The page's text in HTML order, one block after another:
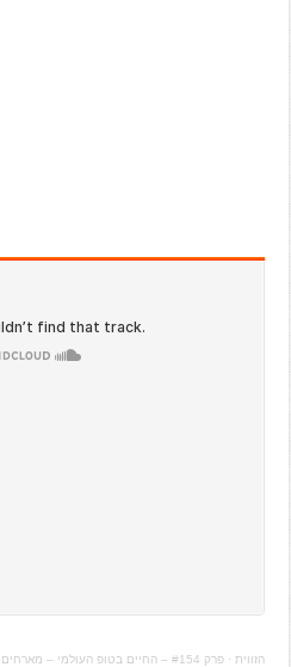
הזווית ·פרק #154 – החיים בטופ העולמי – מארחים את שחר פאר